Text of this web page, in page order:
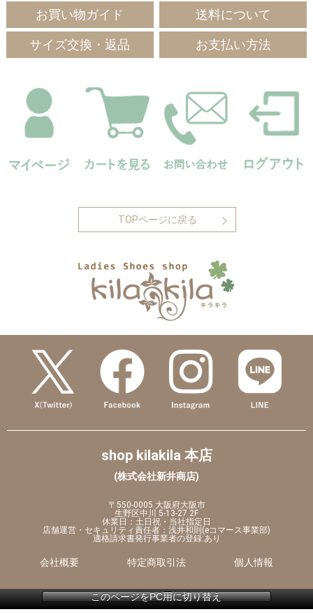
お買い物ガイド 送料について
サイズ交換・返品 お支払い方法
TOPページに戻る
shop kilakila 本店
(株式会社新井商店)
〒550-0005 大阪府大阪市
生野区中川 5-13-27 2F
休業日：土日祝・当社指定日
店舗運営・セキュリティ責任者：浅井和則(eコマース事業部)
適格請求書発行事業者の登録:あり
会社概要 特定商取引法 個人情報
このページをPC用に切り替え